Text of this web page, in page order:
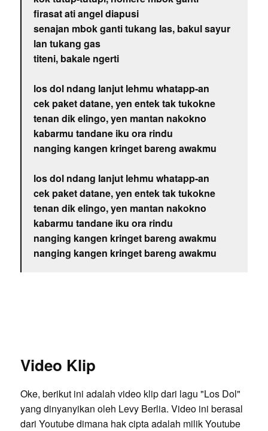
firasat ati angel diapusi
senajan mbok ganti tukang las, bakul sayur
lan tukang gas
titeni, bakale ngerti
los dol ndang lanjut lehmu whatapp-an
cek paket datane, yen entek tak tukokne
tenan dik elingo, yen mantan nakokno
kabarmu tandane iku ora rindu
nanging kangen kringet bareng awakmu
los dol ndang lanjut lehmu whatapp-an
cek paket datane, yen entek tak tukokne
tenan dik elingo, yen mantan nakokno
kabarmu tandane iku ora rindu
nanging kangen kringet bareng awakmu
nanging kangen kringet bareng awakmu
Video Klip
Oke, berikut ini adalah video klip dari lagu "Los Dol"
yang dinyanyikan oleh Levy Berlia. Video ini berasal
dari Youtube dimana hak cipta adalah milik Youtube